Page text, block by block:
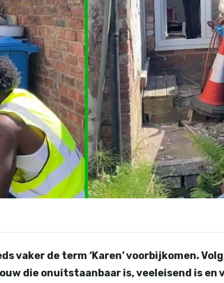
vaker de term ‘Karen’ voorbijkomen.
die onuitstaanbaar is, veeleisend is en